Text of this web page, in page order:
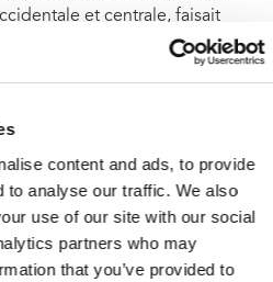
content and ads, to provide
to analyse our traffic. We also
use of our site with our social
partners who may
that you’ve provided to
et centrale, faisait
reçu le prix des mains du
of Hygiene and Tropical
et au travail
Grunitzky-Bekele. « Ce prix
du leadership de
au sida en Afrique. »
le Professeur Femi